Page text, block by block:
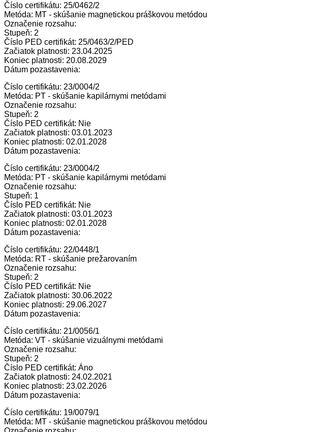
Číslo certifikátu: 25/0462/2
Metóda: MT - skúšanie magnetickou práškovou metódou
Označenie rozsahu:
Stupeň: 2
Číslo PED certifikát: 25/0463/2/PED
Začiatok platnosti: 23.04.2025
Koniec platnosti: 20.08.2029
Dátum pozastavenia:
Číslo certifikátu: 23/0004/2
Metóda: PT - skúšanie kapilárnymi metódami
Označenie rozsahu:
Stupeň: 2
Číslo PED certifikát: Nie
Začiatok platnosti: 03.01.2023
Koniec platnosti: 02.01.2028
Dátum pozastavenia:
Číslo certifikátu: 23/0004/2
Metóda: PT - skúšanie kapilárnymi metódami
Označenie rozsahu:
Stupeň: 1
Číslo PED certifikát: Nie
Začiatok platnosti: 03.01.2023
Koniec platnosti: 02.01.2028
Dátum pozastavenia:
Číslo certifikátu: 22/0448/1
Metóda: RT - skúšanie prežarovaním
Označenie rozsahu:
Stupeň: 2
Číslo PED certifikát: Nie
Začiatok platnosti: 30.06.2022
Koniec platnosti: 29.06.2027
Dátum pozastavenia:
Číslo certifikátu: 21/0056/1
Metóda: VT - skúšanie vizuálnymi metódami
Označenie rozsahu:
Stupeň: 2
Číslo PED certifikát: Áno
Začiatok platnosti: 24.02.2021
Koniec platnosti: 23.02.2026
Dátum pozastavenia:
Číslo certifikátu: 19/0079/1
Metóda: MT - skúšanie magnetickou práškovou metódou